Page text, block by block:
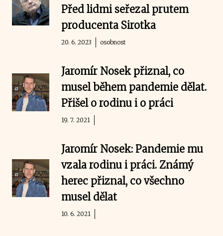
Před lidmi seřezal prutem
producenta Sirotka
20. 6. 2023 osobnost
Jaromír Nosek přiznal, co
musel během pandemie dělat.
Přišel o rodinu i o práci
19. 7. 2021
Jaromír Nosek: Pandemie mu
vzala rodinu i práci. Známý
herec přiznal, co všechno
musel dělat
10. 6. 2021